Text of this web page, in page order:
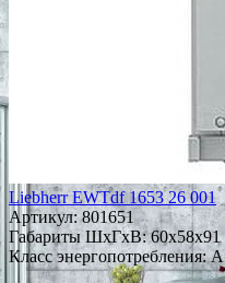
Liebherr EWTdf 1653 26 001
Артикул:801651
Габариты ШxГxВ: 60x58x91
Класс энергопотребления: A